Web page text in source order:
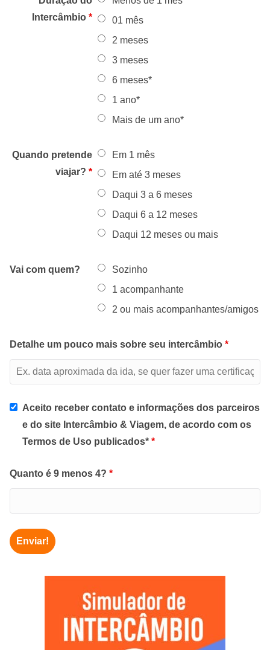
Intercâmbio*
01 mês
2 meses
3 meses
6 meses*
1 ano*
Mais de um ano*
Quando pretende
viajar?*
Em 1 mês
Em até 3 meses
Daqui 3 a 6 meses
Daqui 6 a 12 meses
Daqui 12 meses ou mais
Vai com quem?
Sozinho
1 acompanhante
2 ou mais acompanhantes/amigos
Detalhe um pouco mais sobre seu intercâmbio *
Aceito receber contato e informações dos parceiros
e do site Intercâmbio & Viagem, de acordo com os
Termos de Uso publicados**
Quanto é 9 menos 4? *